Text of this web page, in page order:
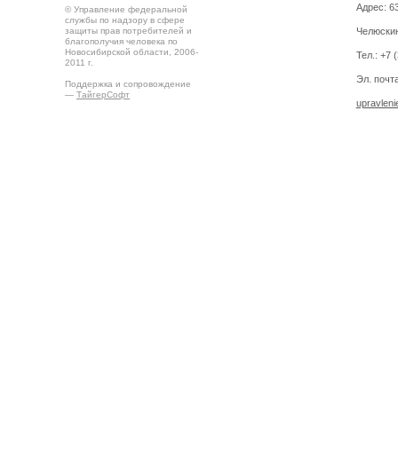
© Управление федеральной
службы по надзору в сфере
защиты прав потребителей и
благополучия человека по
Новосибирской области, 2006-
2011 г.
Поддержка и сопровождение
— ТайгерСофт
Адрес:
Тел.: +7
Эл.